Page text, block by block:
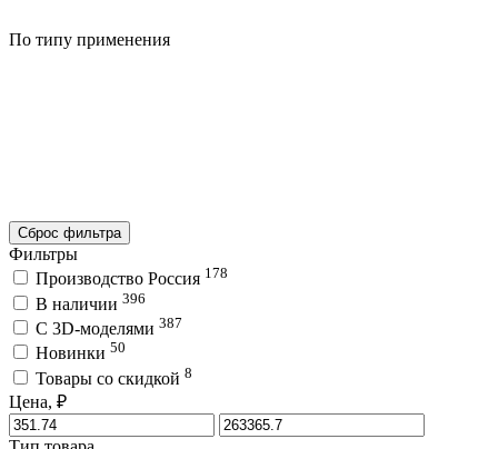
По типу применения
Сброс фильтра
Фильтры
Производство Россия 178
В наличии 396
C 3D-моделями 387
Новинки 50
Товары со скидкой 8
Цена, ₽